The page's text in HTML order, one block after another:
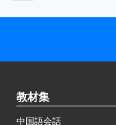
教材集
中国語会話